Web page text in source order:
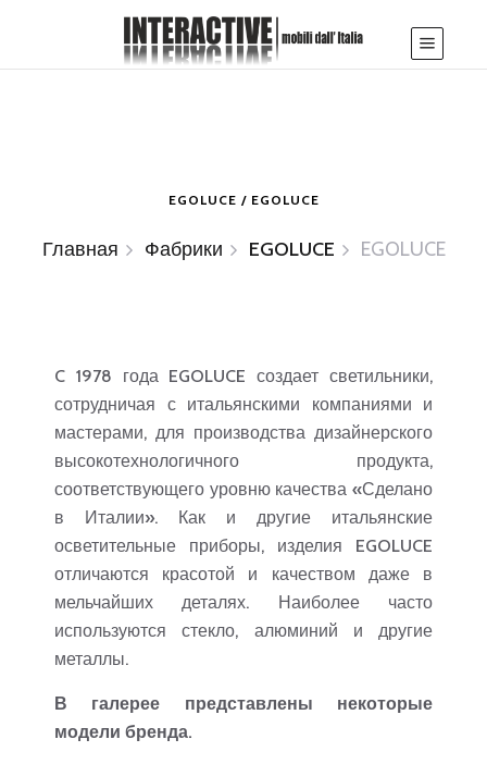
EGOLUCE / EGOLUCE
Главная Фабрики EGOLUCE EGOLUCE
C 1978 года EGOLUCE создает светильники,
сотрудничая с итальянскими компаниями и
мастерами, для производства дизайнерского
высокотехнологичного продукта,
соответствующего уровню качества «Сделано
в Италии». Как и другие итальянские
осветительные приборы, изделия EGOLUCE
отличаются красотой и качеством даже в
мельчайших деталях. Наиболее часто
используются стекло, алюминий и другие
металлы.
В галерее представлены некоторые
модели бренда.